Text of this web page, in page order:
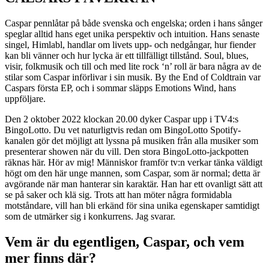
Caspar pennlåtar på både svenska och engelska; orden i hans sånger
speglar alltid hans eget unika perspektiv och intuition. Hans senaste
singel, Himlabl, handlar om livets upp- och nedgångar, hur fiender
kan bli vänner och hur lycka är ett tillfälligt tillstånd. Soul, blues,
visir, folkmusik och till och med lite rock ‘n’ roll är bara några av de
stilar som Caspar införlivar i sin musik. By the End of Coldtrain var
Caspars första EP, och i sommar släpps Emotions Wind, hans
uppföljare.
Den 2 oktober 2022 klockan 20.00 dyker Caspar upp i TV4:s
BingoLotto. Du vet naturligtvis redan om BingoLotto Spotify-
kanalen gör det möjligt att lyssna på musiken från alla musiker som
presenterar showen när du vill. Den stora BingoLotto-jackpotten
räknas här. Hör av mig! Människor framför tv:n verkar tänka väldigt
högt om den här unge mannen, som Caspar, som är normal; detta är
avgörande när man hanterar sin karaktär. Han har ett ovanligt sätt att
se på saker och klä sig. Trots att han möter några formidabla
motståndare, vill han bli erkänd för sina unika egenskaper samtidigt
som de utmärker sig i konkurrens. Jag svarar.
Vem är du egentligen, Caspar, och vem
mer finns där?